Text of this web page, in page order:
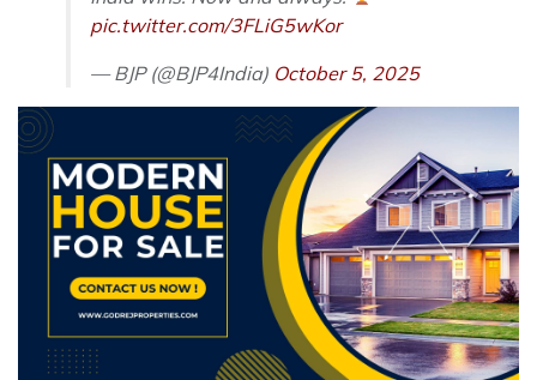
pic.twitter.com/3FLiG5wKor
— BJP (@BJP4India) October 5, 2025